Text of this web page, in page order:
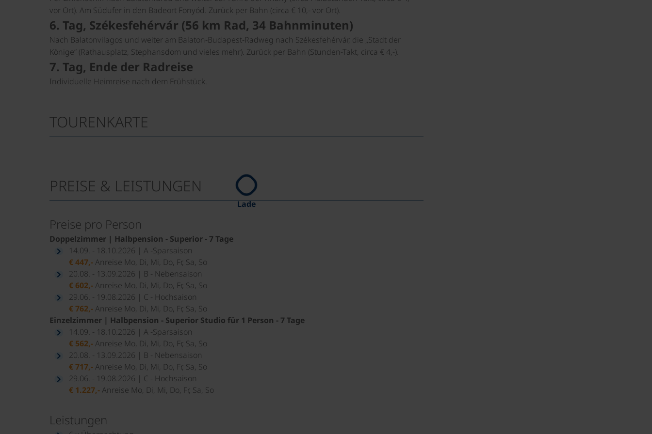
vor Ort). Am Südufer in den Badeort Fonyód. Zurück per Bahn (circa € 10,- vor Ort).
6. Tag, Székesfehérvár (56 km Rad, 34 Bahnminuten)
Nach Balatonvilagos und weiter am Balaton-Budapest-Radweg nach Székesfehérvár, die „Stadt der
Könige“ (Rathausplatz, Stephansdom und vieles mehr). Zurück per Bahn (Stunden-Takt, circa € 4,-).
7. Tag, Ende der Radreise
Individuelle Heimreise nach dem Frühstück.
TOURENKARTE
Lade
PREISE & LEISTUNGEN
Preise pro Person
Doppelzimmer | Halbpension - Superior - 7 Tage
14.09. - 18.10.2026 | A -Sparsaison
€ 447,-Anreise Mo, Di, Mi, Do, Fr, Sa, So
20.08. - 13.09.2026 | B - Nebensaison
€ 602,-Anreise Mo, Di, Mi, Do, Fr, Sa, So
29.06. - 19.08.2026 | C - Hochsaison
€ 762,-Anreise Mo, Di, Mi, Do, Fr, Sa, So
Einzelzimmer | Halbpension - Superior Studio für 1 Person - 7 Tage
14.09. - 18.10.2026 | A -Sparsaison
€ 562,-Anreise Mo, Di, Mi, Do, Fr, Sa, So
20.08. - 13.09.2026 | B - Nebensaison
€ 717,-Anreise Mo, Di, Mi, Do, Fr, Sa, So
29.06. - 19.08.2026 | C - Hochsaison
€ 1.227,-Anreise Mo, Di, Mi, Do, Fr, Sa, So
Leistungen